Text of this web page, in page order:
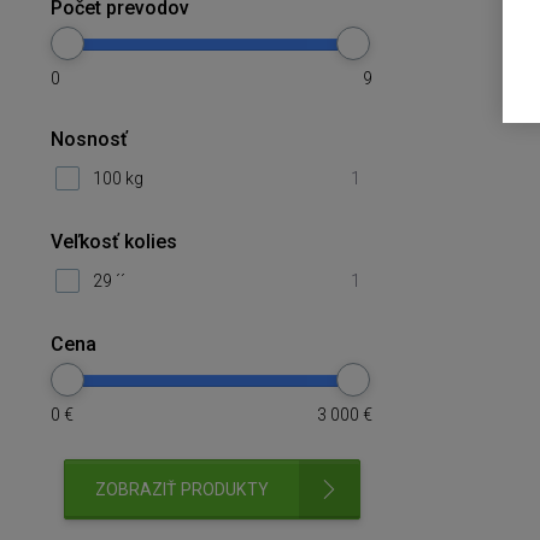
Počet prevodov
0 9
Nosnosť
100 kg 1
Veľkosť kolies
29 ´´ 1
Cena
0 € 3 000 €
ZOBRAZIŤ PRODUKTY